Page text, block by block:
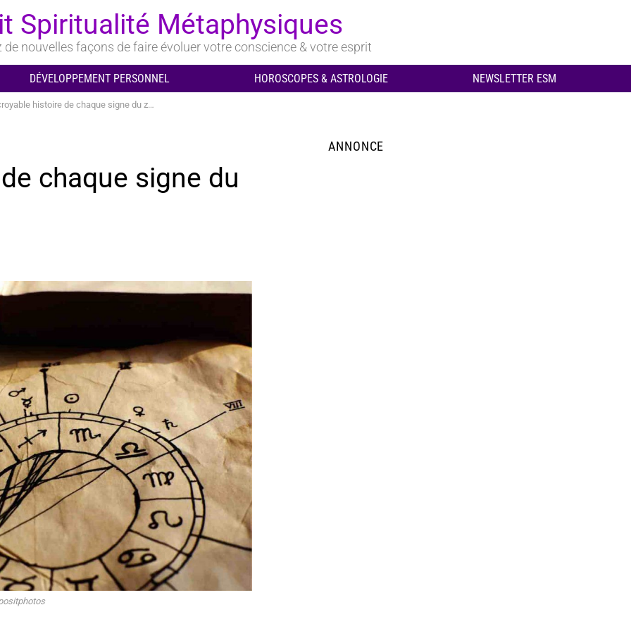
Spiritualité Métaphysiques
de nouvelles façons de faire évoluer votre conscience & votre esprit
DÉVELOPPEMENT PERSONNEL HOROSCOPES & ASTROLOGIE NEWSLETTER ESM
histoire de chaque signe du zodiaque
chaque signe du
ANNONCE